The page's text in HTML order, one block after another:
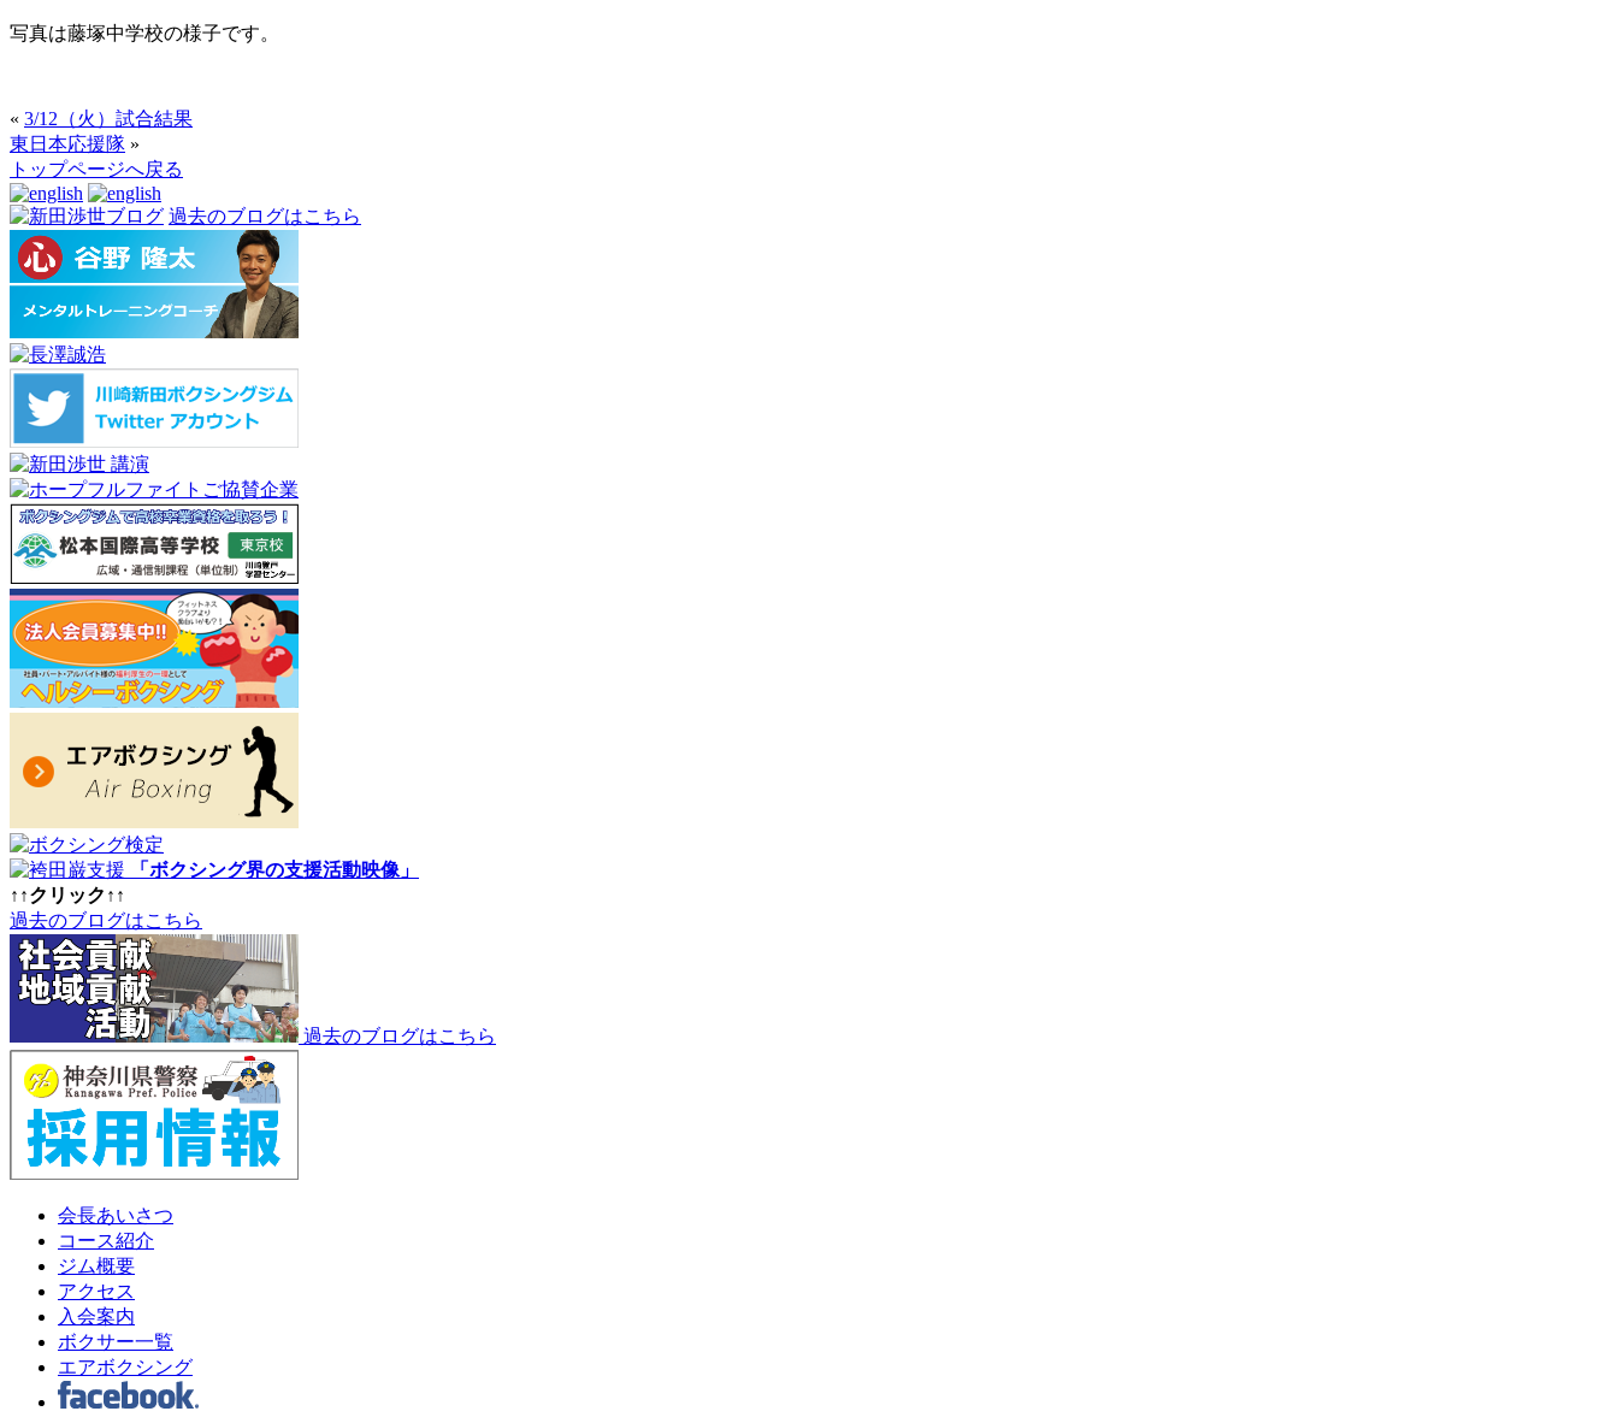
写真は藤塚中学校の様子です。
« 3/12（火）試合結果
東日本応援隊 »
トップページへ戻る
過去のブログはこちら
「ボクシング界の支援活動映像」
↑↑クリック↑↑
過去のブログはこちら
過去のブログはこちら
会長あいさつ
コース紹介
ジム概要
アクセス
入会案内
ボクサー一覧
エアボクシング